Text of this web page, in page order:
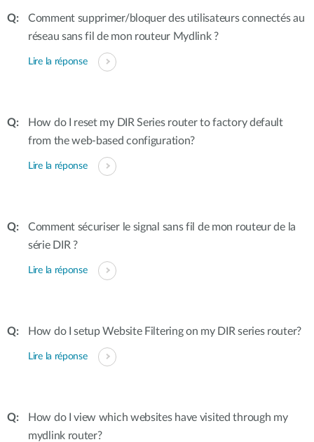
Comment supprimer/bloquer des utilisateurs connectés au
réseau sans fil de mon routeur Mydlink ?
Lire la réponse
How do I reset my DIR Series router to factory default
from the web-based configuration?
Lire la réponse
Comment sécuriser le signal sans fil de mon routeur de la
série DIR ?
Lire la réponse
How do I setup Website Filtering on my DIR series router?
Lire la réponse
How do I view which websites have visited through my
mydlink router?